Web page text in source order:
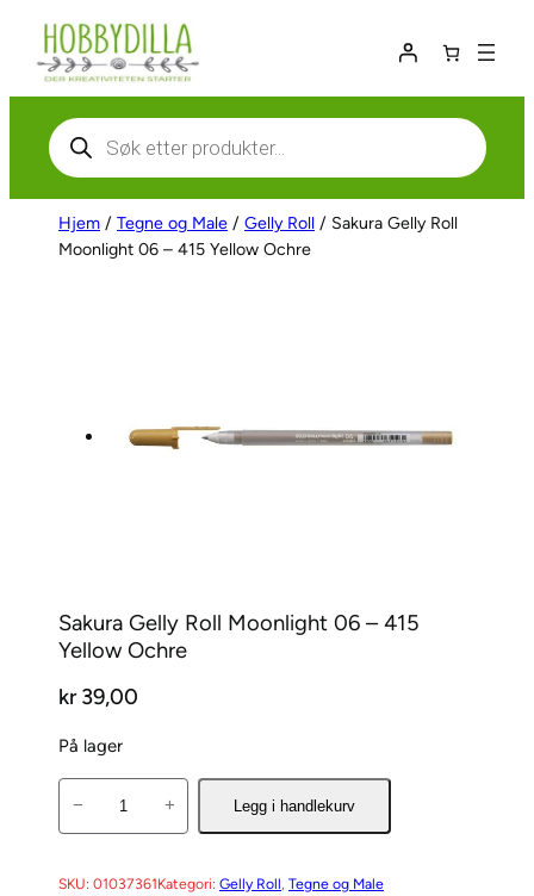
Hopp
innhold
Products
search
Hjem / Tegne og Male / Gelly Roll / Sakura Gelly Roll
Moonlight 06 – 415 Yellow Ochre
Sakura Gelly Roll Moonlight 06 – 415
Yellow Ochre
kr39,00
På lager
u
− + Legg i handlekurv
SKU: 01037361Kategori: Gelly Roll, Tegne og Male